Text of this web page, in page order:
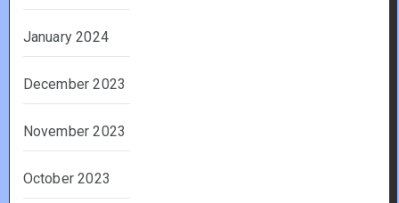
January 2024
December 2023
November 2023
October 2023